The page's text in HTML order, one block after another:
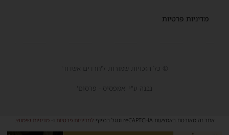
מדיניות פרטיות
© כל הזכויות שמורות ל'חרדים אשדוד'
נבנה ע"י 'אמפסיס - פרסום'
אתר זה מאובטח באמצעות reCAPTCHA וגוגל בכפוף למדיניות פרטיותו-מדיניות שימוש.